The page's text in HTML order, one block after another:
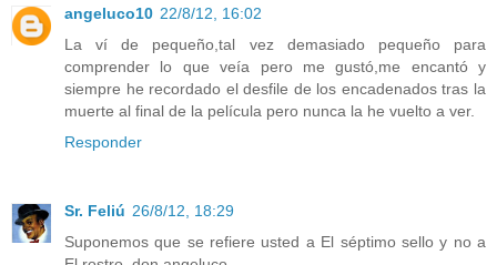
angeluco10 22/8/12, 16:02
La ví de pequeño,tal vez demasiado pequeño para
comprender lo que veía pero me gustó,me encantó y
siempre he recordado el desfile de los encadenados tras la
muerte al final de la película pero nunca la he vuelto a ver.
Responder
Sr. Feliú 26/8/12, 18:29
Suponemos que se refiere usted a El séptimo sello y no a